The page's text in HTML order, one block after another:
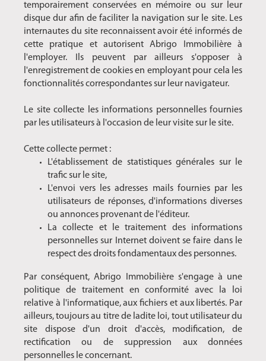
temporairement conservées en mémoire ou sur leur
disque dur afin de faciliter la navigation sur le site. Les
internautes du site reconnaissent avoir été informés de
cette pratique et autorisent Abrigo Immobilière à
l'employer. Ils peuvent par ailleurs s'opposer à
l'enregistrement de cookies en employant pour cela les
fonctionnalités correspondantes sur leur navigateur.
Le site collecte les informations personnelles fournies
par les utilisateurs à l'occasion de leur visite sur le site.
Cette collecte permet :
L'établissement de statistiques générales sur le
trafic sur le site,
L'envoi vers les adresses mails fournies par les
utilisateurs de réponses, d'informations diverses
ou annonces provenant de l'éditeur.
La collecte et le traitement des informations
personnelles sur Internet doivent se faire dans le
respect des droits fondamentaux des personnes.
Par conséquent, Abrigo Immobilière s'engage à une
politique de traitement en conformité avec la loi
relative à l'informatique, aux fichiers et aux libertés. Par
ailleurs, toujours au titre de ladite loi, tout utilisateur du
site dispose d'un droit d'accès, modification, de
rectification ou de suppression aux données
personnelles le concernant.